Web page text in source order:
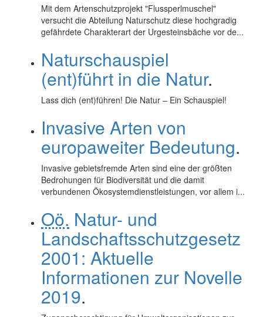
Mit dem Artenschutzprojekt "Flussperlmuschel"
versucht die Abteilung Naturschutz diese hochgradig
gefährdete Charakterart der Urgesteinsbäche vor de...
Naturschauspiel
(ent)führt in die Natur.
Lass dich (ent)führen! Die Natur – Ein Schauspiel!
Invasive Arten von
europaweiter Bedeutung.
Invasive gebietsfremde Arten sind eine der größten
Bedrohungen für Biodiversität und die damit
verbundenen Ökosystemdienstleistungen, vor allem i...
Oö. Natur- und
Landschaftsschutzgesetz
2001: Aktuelle
Informationen zur Novelle
2019.